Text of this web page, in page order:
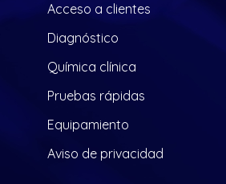
Acceso a clientes
Diagnóstico
Química clínica
Pruebas rápidas
Equipamiento
Aviso de privacidad